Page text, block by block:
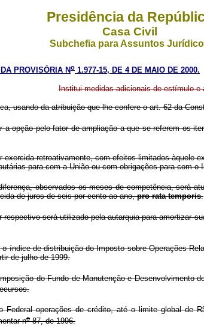
Presidência da
Casa Civil
Subchefia para Assuntos
PROVISÓRIA No 1.977-15, DE 4 DE MAIO DE 2000.
Institui medidas adicionais de estímulo
usando da atribuição que lhe confere o art. 62 da
opção pelo fator de ampliação a que se referem os
retroativamente, com efeitos limitados àquele
para com a União ou com obrigações para com
observados os meses de competência, será
de juros de seis por cento ao ano,pro rata temporis.
será utilizado pela autarquia para amortizar
o índice de distribuição do Imposto sobre Operações
de julho de 1999.
do Fundo de Manutenção e Desenvolvimento
operações de crédito, até o limite global de
no87, de 1996.